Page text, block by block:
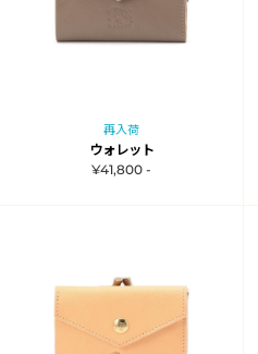
再入荷
ウォレット
¥41,800 -